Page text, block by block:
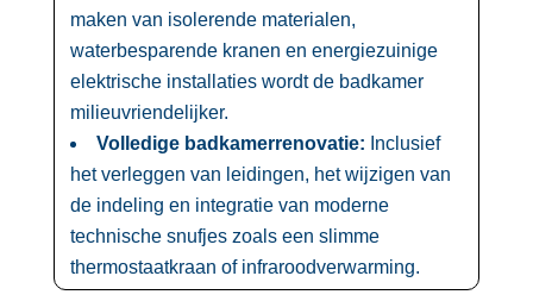
maken van isolerende materialen,
waterbesparende kranen en energiezuinige
elektrische installaties wordt de badkamer
milieuvriendelijker.​
Volledige badkamerrenovatie: Inclusief
het verleggen van leidingen, het wijzigen van
de indeling en integratie van moderne
technische snufjes zoals een slimme
thermostaatkraan of infraroodverwarming.​